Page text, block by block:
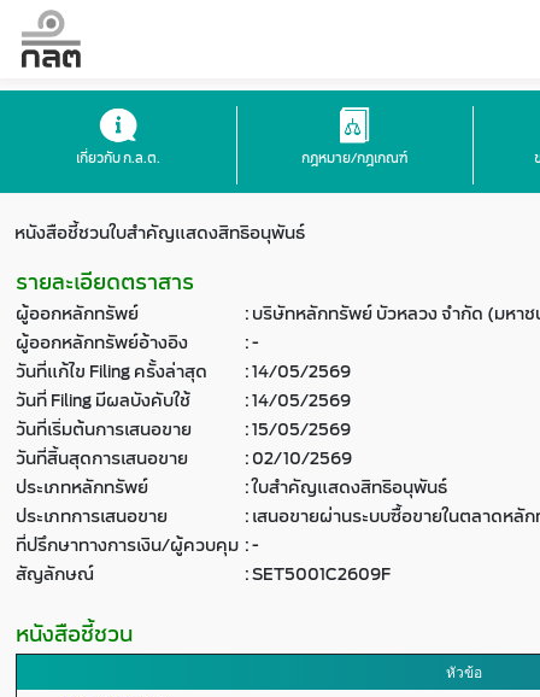
เกี่ยวกับ ก.ล.ต. กฎหมาย/กฎเกณฑ์
หนังสือชี้ชวนใบสำคัญแสดงสิทธิอนุพันธ์
รายละเอียดตราสาร
ผู้ออกหลักทรัพย์ :บริษัทหลักทรัพย์ บัวหลวง จำกัด (มหา
ผู้ออกหลักทรัพย์อ้างอิง
:-
วันที่แก้ไข Filing ครั้งล่าสุด
:14/05/2569
วันที่ Filing มีผลบังคับใช้
:14/05/2569
วันที่เริ่มต้นการเสนอขาย
:15/05/2569
วันที่สิ้นสุดการเสนอขาย
:02/10/2569
ประเภทหลักทรัพย์
:ใบสำคัญแสดงสิทธิอนุพันธ์
ประเภทการเสนอขาย
:เสนอขายผ่านระบบซื้อขายในตลาดหลั
ที่ปรึกษาทางการเงิน/ผู้ควบคุม :-
สัญลักษณ์
:SET5001C2609F
หนังสือชี้ชวน
หัวข้อ